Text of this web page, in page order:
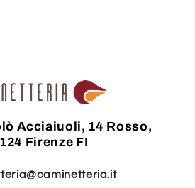
Acciaiuoli, 14 Rosso,
Firenze FI